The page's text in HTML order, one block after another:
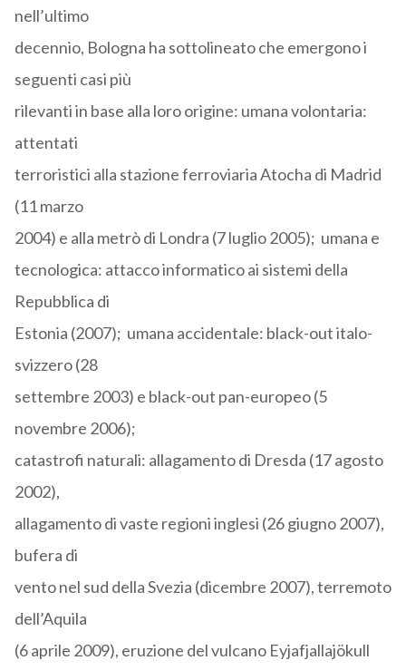
nell’ultimo
decennio, Bologna ha sottolineato che emergono i
seguenti casi più
rilevanti in base alla loro origine: umana volontaria:
attentati
terroristici alla stazione ferroviaria Atocha di Madrid
(11 marzo
2004) e alla metrò di Londra (7 luglio 2005); umana e
tecnologica: attacco informatico ai sistemi della
Repubblica di
Estonia (2007); umana accidentale: black-out italo-
svizzero (28
settembre 2003) e black-out pan-europeo (5
novembre 2006);
catastrofi naturali: allagamento di Dresda (17 agosto
2002),
allagamento di vaste regioni inglesi (26 giugno 2007),
bufera di
vento nel sud della Svezia (dicembre 2007), terremoto
dell’Aquila
(6 aprile 2009), eruzione del vulcano Eyjafjallajökull